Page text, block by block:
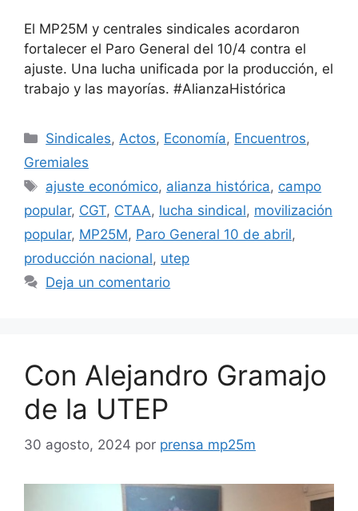
El MP25M y centrales sindicales acordaron
fortalecer el Paro General del 10/4 contra el
ajuste. Una lucha unificada por la producción, el
trabajo y las mayorías. #AlianzaHistórica
Sindicales,Actos, Economía, Encuentros,
Gremiales
ajuste económico, alianza histórica, campo
popular, CGT, CTAA, lucha sindical, movilización
popular, MP25M, Paro General 10 de abril,
producción nacional, utep
Deja un comentario
Con Alejandro Gramajo
de la UTEP
30 agosto, 2024 por prensa mp25m